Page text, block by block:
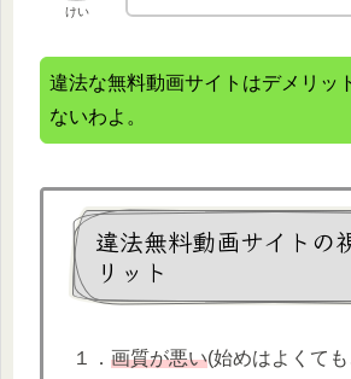
けい
違法な無料動画サイトはデメリッ
ないわよ。
違法無料動画サイトの
リット
１． 画質が悪い(始めはよくて